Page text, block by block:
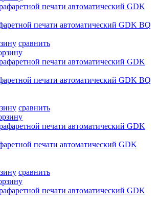
печати автоматический GDK BQ
сравнить
печати автоматический GDK BQ
сравнить
печати автоматический GDK
сравнить